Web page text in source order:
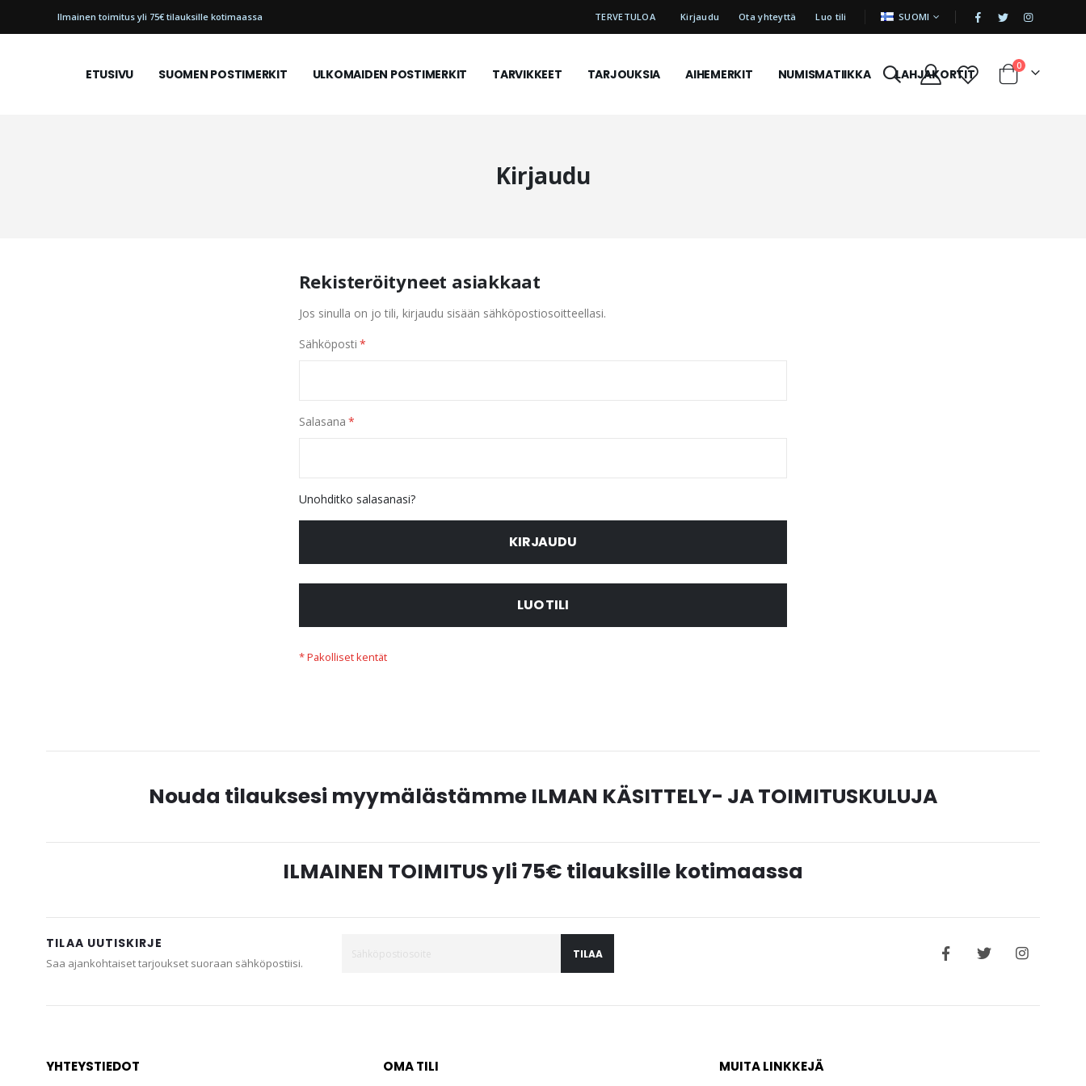
TERVETULOA Kirjaudu Ota yhteyttä Luo tili KIELI SUOMI |
Ilmainen toimitus yli 75€ tilauksille kotimaassa
ETUSIVU SUOMEN POSTIMERKIT ULKOMAIDEN POSTIMERKIT TARVIKKEET TARJOUKSIA AIHEMERKIT NUMISMATIIKKA LAHJAKORTIT Cart
0tuotetta
Kirjaudu
Rekisteröityneet asiakkaat
Jos sinulla on jo tili, kirjaudu sisään sähköpostiosoitteellasi.
Sähköposti
Salasana
Unohditko salasanasi?
KIRJAUDU
LUO TILI
Nouda tilauksesi myymälästämme ILMAN KÄSITTELY- JA TOIMITUSKULUJA
ILMAINEN TOIMITUS yli 75€ tilauksille kotimaassa
TILAA UUTISKIRJE
Saa ajankohtaiset tarjoukset suoraan sähköpostiisi.
TILAA
YHTEYSTIEDOT OMA TILI MUITA LINKKEJÄ